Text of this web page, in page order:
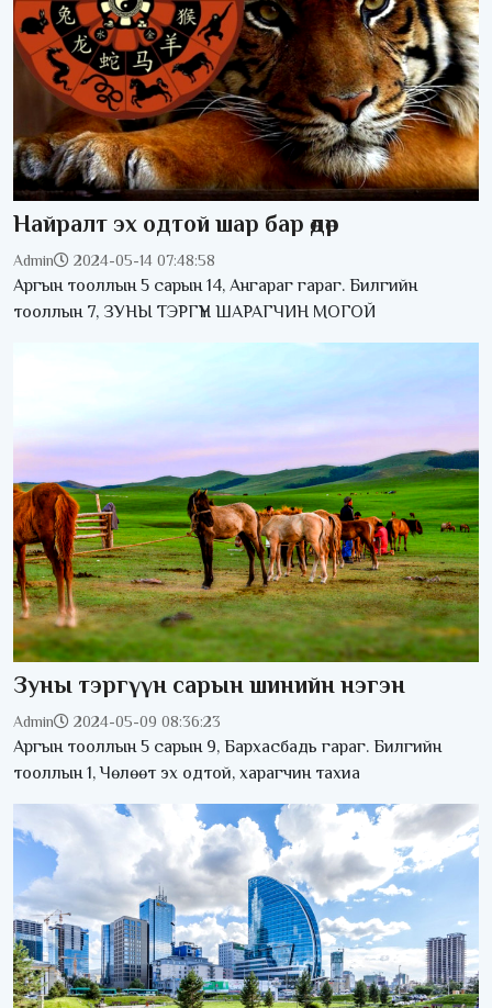
Найралт эх одтой шар бар өдөр
Admin 2024-05-14 07:48:58
Аргын тооллын 5 сарын 14, Ангараг гараг. Билгийн
тооллын 7, ЗУНЫ ТЭРГҮҮН ШАРАГЧИН МОГОЙ
Зуны тэргүүн сарын шинийн нэгэн
Admin 2024-05-09 08:36:23
Аргын тооллын 5 сарын 9, Бархасбадь гараг. Билгийн
тооллын 1, Чөлөөт эх одтой, харагчин тахиа